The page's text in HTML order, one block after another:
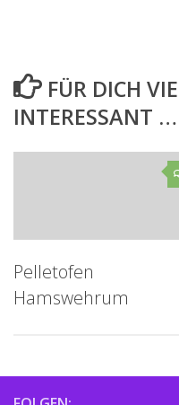
FÜR DICH
INTERESSANT …
Pelletofen
Hamswehrum